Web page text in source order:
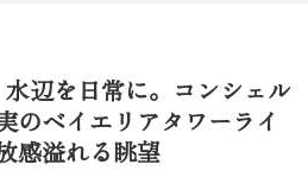
辺を日常に。コンシェル
のベイエリアタワーライ
感溢れる眺望